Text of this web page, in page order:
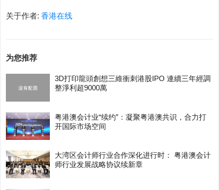
关于作者:香港在线
为您推荐
3D打印龍頭創想三維衝刺港股IPO 連續三年經調
整淨利超9000萬
粤港澳会计业“续约”：凝聚粤港澳共识，合力打
开国际市场空间
大湾区会计师行业合作深化进行时： 粤港澳会计
师行业发展战略协议续新章